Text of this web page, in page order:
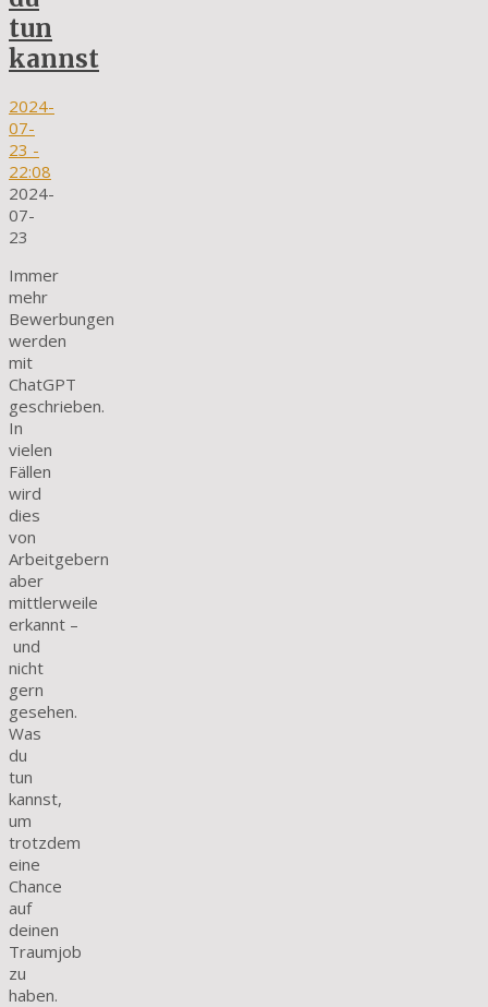
tun
kannst
2024-
07-
23 -
22:08
2024-
07-
23
Immer
mehr
Bewerbungen
werden
mit
ChatGPT
geschrieben.
In
vielen
Fällen
wird
dies
von
Arbeitgebern
aber
mittlerweile
erkannt –
und
nicht
gern
gesehen.
Was
du
tun
kannst,
um
trotzdem
eine
Chance
auf
deinen
Traumjob
zu
haben.